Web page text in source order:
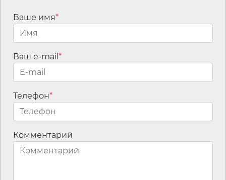
Имя*
Email*
Ваше имя*
Ваш e-mail *
Телефон*
Комментарий